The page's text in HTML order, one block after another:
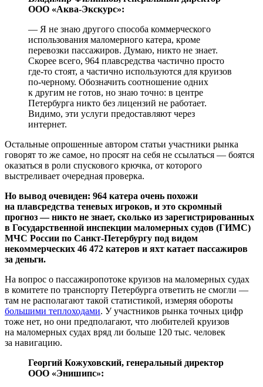
ООО «Аква-Экскурс»:
— Я не знаю другого способа коммерческого
использования маломерного катера, кроме
перевозки пассажиров. Думаю, никто не знает.
Скорее всего, 964 плавсредства частично просто
где-то стоят, а частично используются для круизов
по-черному. Обозначить соотношение одних
к другим не готов, но знаю точно: в центре
Петербурга никто без лицензий не работает.
Видимо, эти услуги предоставляют через
интернет.
Остальные опрошенные автором статьи участники рынка
говорят то же самое, но просят на себя не ссылаться — боятся
оказаться в роли спускового крючка, от которого
выстреливает очередная проверка.
Но вывод очевиден: 964 катера очень похожи
на плавсредства теневых игроков, и это скромный
прогноз — никто не знает, сколько из зарегистрированных
в Государственной инспекции маломерных судов (ГИМС)
МЧС России по Санкт-Петербургу под видом
некоммерческих 46 472 катеров и яхт катает пассажиров
за деньги.
На вопрос о пассажиропотоке круизов на маломерных судах
в комитете по транспорту Петербурга ответить не смогли —
там не располагают такой статистикой, измеряя обороты
большими теплоходами. У участников рынка точных цифр
тоже нет, но они предполагают, что любителей круизов
на маломерных судах вряд ли больше 120 тыс. человек
за навигацию.
Георгий Кожуховский, генеральный директор
ООО «Энишипс»: